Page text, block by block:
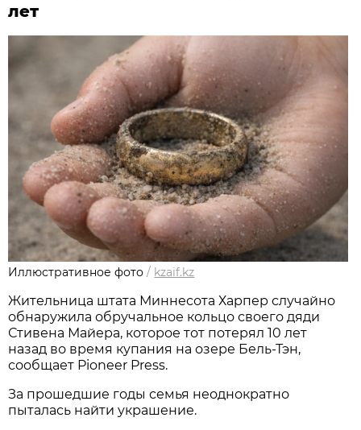
лет
Иллюстративное фото / kzaif.kz
Жительница штата Миннесота Харпер случайно
обнаружила обручальное кольцо своего дяди
Стивена Майера, которое тот потерял 10 лет
назад во время купания на озере Бель-Тэн,
сообщает Pioneer Press.
За прошедшие годы семья неоднократно
пыталась найти украшение.